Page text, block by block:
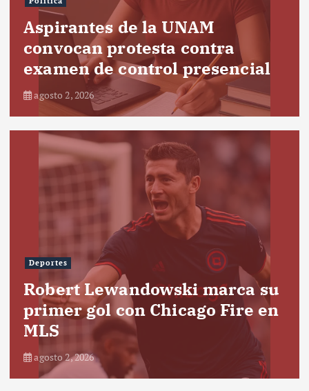
Aspirantes de la UNAM
convocan protesta contra
examen de control presencial
agosto 2, 2026
Deportes
Robert Lewandowski marca su
primer gol con Chicago Fire en
MLS
agosto 2, 2026